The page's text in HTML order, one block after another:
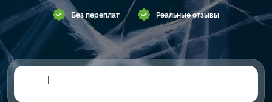
Без переплат Реальные отзывы
|